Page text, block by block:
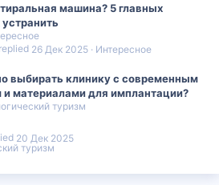
машина? 5 главных
Интересное
26 Дек 2025
выбирать клинику с современным
и материалами для имплантации?
туризм
туризм
20 Дек 2025